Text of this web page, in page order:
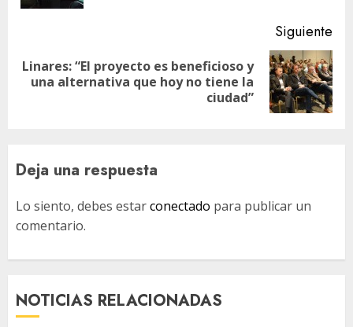
Siguiente
Siguiente
Linares: “El proyecto es beneficioso y
una alternativa que hoy no tiene la
ciudad”
Deja una respuesta
Lo siento, debes estarconectado para publicar un
comentario.
NOTICIAS RELACIONADAS